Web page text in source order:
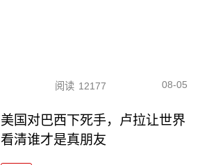
阅读 12177 08-05
美国对巴西下死手，卢拉让世界
看清谁才是真朋友